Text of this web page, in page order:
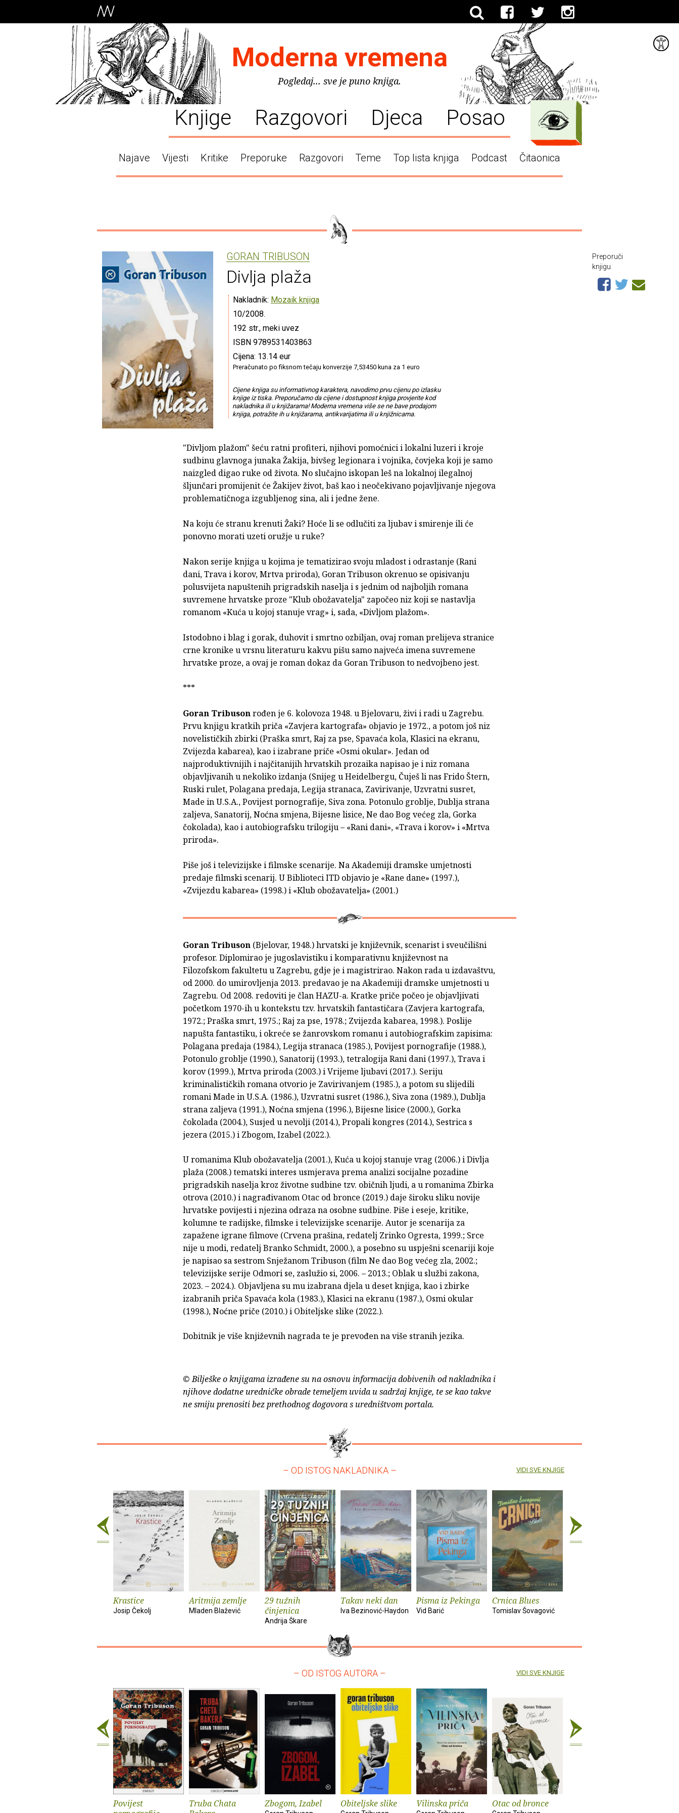
Moderna vremena
Pogledaj... sve je puno knjiga.
Knjige Razgovori Djeca Posao
Najave Vijesti Kritike Preporuke Razgovori Teme Top lista knjiga Podcast Čitaonica
GORAN TRIBUSON
Divlja plaža
Nakladnik: Mozaik knjiga
10/2008.
192 str., meki uvez
ISBN 9789531403863
Cijena: 13.14 eur
Preračunato po fiksnom tečaju konverzije 7,53450 kuna za 1 euro
Cijene knjiga su informativnog karaktera, navodimo prvu cijenu po izlasku
knjige iz tiska. Preporučamo da cijene i dostupnost knjiga provjerite kod
nakladnika ili u knjižarama! Moderna vremena više se ne bave prodajom
knjiga, potražite ih u knjižarama, antikvarijatima ili u knjižnicama.
"Divljom plažom" šeću ratni profiteri, njihovi pomoćnici i lokalni luzeri i kroje
sudbinu glavnoga junaka Žakija, bivšeg legionara i vojnika, čovjeka koji je samo
naizgled digao ruke od života. No slučajno iskopan leš na lokalnoj ilegalnoj
šljunčari promijenit će Žakijev život, baš kao i neočekivano pojavljivanje njegova
problematičnoga izgubljenog sina, ali i jedne žene.
Na koju će stranu krenuti Žaki? Hoće li se odlučiti za ljubav i smirenje ili će
ponovno morati uzeti oružje u ruke?
Nakon serije knjiga u kojima je tematizirao svoju mladost i odrastanje (Rani
dani, Trava i korov, Mrtva priroda), Goran Tribuson okrenuo se opisivanju
polusvijeta napuštenih prigradskih naselja i s jednim od najboljih romana
suvremene hrvatske proze "Klub obožavatelja" započeo niz koji se nastavlja
romanom «Kuća u kojoj stanuje vrag» i, sada, «Divljom plažom».
Istodobno i blag i gorak, duhovit i smrtno ozbiljan, ovaj roman prelijeva stranice
crne kronike u vrsnu literaturu kakvu pišu samo najveća imena suvremene
hrvatske proze, a ovaj je roman dokaz da Goran Tribuson to nedvojbeno jest.
***
Goran Tribusonrođen je 6. kolovoza 1948. u Bjelovaru, živi i radi u Zagrebu.
Prvu knjigu kratkih priča «Zavjera kartografa» objavio je 1972., a potom još niz
novelističkih zbirki (Praška smrt, Raj za pse, Spavaća kola, Klasici na ekranu,
Zvijezda kabarea), kao i izabrane priče «Osmi okular». Jedan od
najproduktivnijih i najčitanijih hrvatskih prozaika napisao je i niz romana
objavljivanih u nekoliko izdanja (Snijeg u Heidelbergu, Čuješ li nas Frido Štern,
Ruski rulet, Polagana predaja, Legija stranaca, Zavirivanje, Uzvratni susret,
Made in U.S.A., Povijest pornografije, Siva zona. Potonulo groblje, Dublja strana
zaljeva, Sanatorij, Noćna smjena, Bijesne lisice, Ne dao Bog većeg zla, Gorka
čokolada), kao i autobiografsku trilogiju – «Rani dani», «Trava i korov» i «Mrtva
priroda».
Piše još i televizijske i filmske scenarije. Na Akademiji dramske umjetnosti
predaje filmski scenarij. U Biblioteci ITD objavio je «Rane dane» (1997.),
«Zvijezdu kabarea» (1998.) i «Klub obožavatelja» (2001.)
Goran Tribuson (Bjelovar, 1948.) hrvatski je književnik, scenarist i sveučilišni
profesor. Diplomirao je jugoslavistiku i komparativnu književnost na
Filozofskom fakultetu u Zagrebu, gdje je i magistrirao. Nakon rada u izdavaštvu,
od 2000. do umirovljenja 2013. predavao je na Akademiji dramske umjetnosti u
Zagrebu. Od 2008. redoviti je član HAZU-a. Kratke priče počeo je objavljivati
početkom 1970-ih u kontekstu tzv. hrvatskih fantastičara (Zavjera kartografa,
1972.; Praška smrt, 1975.; Raj za pse, 1978.; Zvijezda kabarea, 1998.). Poslije
napušta fantastiku, i okreće se žanrovskom romanu i autobiografskim zapisima:
Polagana predaja (1984.), Legija stranaca (1985.), Povijest pornografije (1988.),
Potonulo groblje (1990.), Sanatorij (1993.), tetralogija Rani dani (1997.), Trava i
korov (1999.), Mrtva priroda (2003.) i Vrijeme ljubavi (2017.). Seriju
kriminalističkih romana otvorio je Zavirivanjem (1985.), a potom su slijedili
romani Made in U.S.A. (1986.), Uzvratni susret (1986.), Siva zona (1989.), Dublja
strana zaljeva (1991.), Noćna smjena (1996.), Bijesne lisice (2000.), Gorka
čokolada (2004.), Susjed u nevolji (2014.), Propali kongres (2014.), Sestrica s
jezera (2015.) i Zbogom, Izabel (2022.).
U romanima Klub obožavatelja (2001.), Kuća u kojoj stanuje vrag (2006.) i Divlja
plaža (2008.) tematski interes usmjerava prema analizi socijalne pozadine
prigradskih naselja kroz životne sudbine tzv. običnih ljudi, a u romanima Zbirka
otrova (2010.) i nagrađivanom Otac od bronce (2019.) daje široku sliku novije
hrvatske povijesti i njezina odraza na osobne sudbine. Piše i eseje, kritike,
kolumne te radijske, filmske i televizijske scenarije. Autor je scenarija za
zapažene igrane filmove (Crvena prašina, redatelj Zrinko Ogresta, 1999.; Srce
nije u modi, redatelj Branko Schmidt, 2000.), a posebno su uspješni scenariji koje
je napisao sa sestrom Snježanom Tribuson (film Ne dao Bog većeg zla, 2002.;
televizijske serije Odmori se, zaslužio si, 2006. – 2013.; Oblak u službi zakona,
2023. – 2024.). Objavljena su mu izabrana djela u deset knjiga, kao i zbirke
izabranih priča Spavaća kola (1983.), Klasici na ekranu (1987.), Osmi okular
(1998.), Noćne priče (2010.) i Obiteljske slike (2022.).
Dobitnik je više književnih nagrada te je prevođen na više stranih jezika.
© Bilješke o knjigama izrađene su na osnovu informacija dobivenih od nakladnika i
njihove dodatne uredničke obrade temeljem uvida u sadržaj knjige, te se kao takve
ne smiju prenositi bez prethodnog dogovora s uredništvom portala.
Preporuči
knjigu
– OD ISTOG NAKLADNIKA –
Krastice
Josip Čekolj
Aritmija zemlje
Mladen Blažević
29 tužnih
činjenica
Andrija Škare
Takav neki dan
Iva Bezinović-Haydon
Pisma iz Pekinga
Vid Barić
Crnica Blues
Tomislav Šovagović
VIDI SVE KNJIGE
– OD ISTOG AUTORA –
Povijest
Truba Chata
Zbogom, Izabel Obiteljske slike Vilinska priča Otac od bronce
VIDI SVE KNJIGE